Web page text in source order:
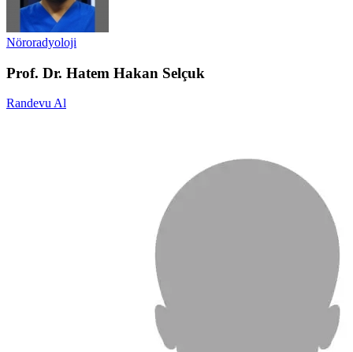
Nöroradyoloji
Prof. Dr. Hatem Hakan Selçuk
Randevu Al